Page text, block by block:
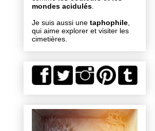
mondes acidulés
Je suis aussi une taphophile
qui aime explorer et visiter les
cimetières.